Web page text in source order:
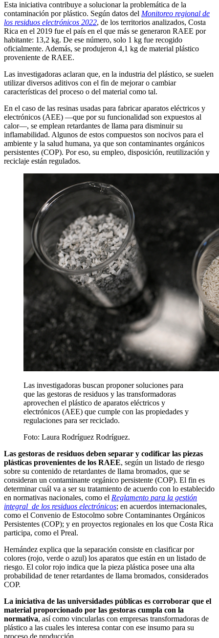
Esta iniciativa contribuye a solucionar la problemática de la
contaminación por plástico. Según datos del Monitoreo regional de
los residuos electrónicos 2022, de los territorios analizados, Costa
Rica en el 2019 fue el país en el que más se generaron RAEE por
habitante: 13,2 kg. De ese número, solo 1 kg fue recogido
oficialmente. Además, se produjeron 4,1 kg de material plástico
proveniente de RAEE.
Las investigadoras aclaran que, en la industria del plástico, se suelen
utilizar diversos aditivos con el fin de mejorar o cambiar
características del proceso o del material como tal.
En el caso de las resinas usadas para fabricar aparatos eléctricos y
electrónicos (AEE) —que por su funcionalidad son expuestos al
calor—, se emplean retardantes de llama para disminuir su
inflamabilidad. Algunos de estos compuestos son nocivos para el
ambiente y la salud humana, ya que son contaminantes orgánicos
persistentes (COP). Por eso, su empleo, disposición, reutilización y
reciclaje están regulados.
Las investigadoras buscan proponer soluciones para
que las gestoras de residuos y las transformadoras
aprovechen el plástico de aparatos eléctricos y
electrónicos (AEE) que cumple con las propiedades y
regulaciones para ser reciclado.
Foto: Laura Rodríguez Rodríguez.
Las gestoras de residuos deben separar y codificar las piezas
plásticas provenientes de los RAEE, según un listado de riesgo
sobre su contenido de retardantes de llama bromados, que se
consideran un contaminante orgánico persistente (COP). El fin es
determinar cuál va a ser su tratamiento de acuerdo con lo establecido
en normativas nacionales, como el Reglamento para la gestión
integral de los residuos electrónicos; en acuerdos internacionales,
como el Convenio de Estocolmo sobre Contaminantes Orgánicos
Persistentes (COP); y en proyectos regionales en los que Costa Rica
participa, como el Preal.
Hernández explica que la separación consiste en clasificar por
colores (rojo, verde o azul) los aparatos que están en un listado de
riesgo. El color rojo indica que la pieza plástica posee una alta
probabilidad de tener retardantes de llama bromados, considerados
COP.
La iniciativa de las universidades públicas es corroborar que el
material proporcionado por las gestoras cumpla con la
normativa, así como vincularlas con empresas transformadoras de
plástico a las cuales les interesa contar con ese insumo para su